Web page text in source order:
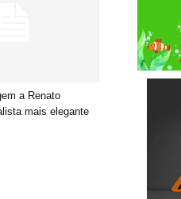
a Renato
mais elegante